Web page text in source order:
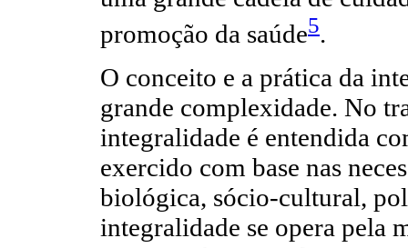
promoção da saúde5.
O conceito e a prática da
grande complexidade. No
integralidade é entendida
exercido com base nas
biológica, sócio-cultural,
integralidade se opera pela